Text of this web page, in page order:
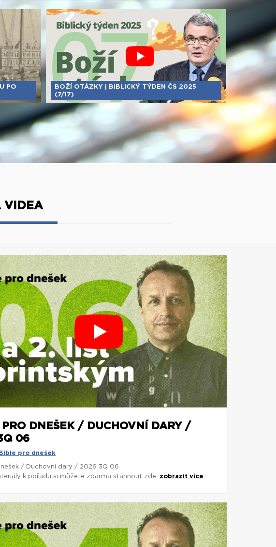
PO
BOŽÍ OTÁZKY | BIBLICKÝ TÝDEN ČS 2025
(7/17)
VIDEA
PRO DNEŠEK / DUCHOVNÍ DARY /
06
Bible pro dnešek
/ Duchovní dary / 2026 3Q 06
k pořadu si můžete zdarma stáhnout zde: zobrazit více